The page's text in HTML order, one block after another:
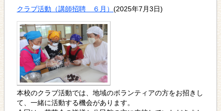
クラブ活動（講師招聘 ６月） (2025年7月3日)
本校のクラブ活動では、地域のボランティアの方をお招きし
て、一緒に活動する機会があります。